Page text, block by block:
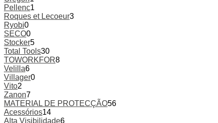
Pellenc1
Roques et Lecoeur3
Ryobi0
SECO0
Stocker5
Total Tools30
TOWORKFOR8
Velilla6
Villager0
Vito2
Zanon7
MATERIAL DE PROTECÇÃO56
Acessórios14
Alta Visibilidade6